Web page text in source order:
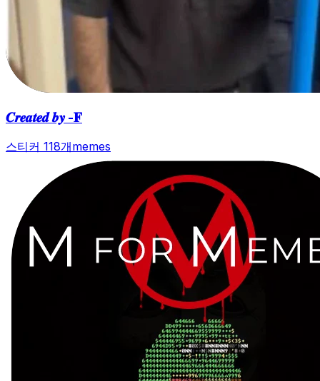
𝑪𝒓𝒆𝒂𝒕𝒆𝒅 𝒃𝒚 -𝐅
스티커 118개memes